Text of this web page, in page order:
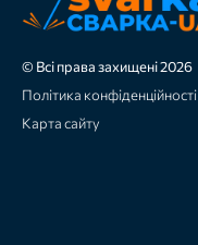
© Всі права захищені 2026
Політика конфіденційності
Карта сайту